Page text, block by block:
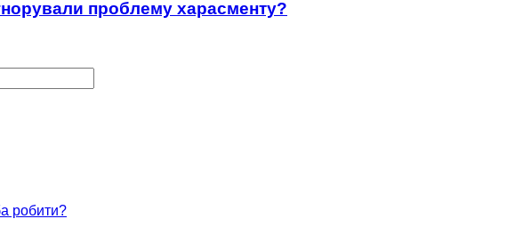
проблему харасменту?
робити?